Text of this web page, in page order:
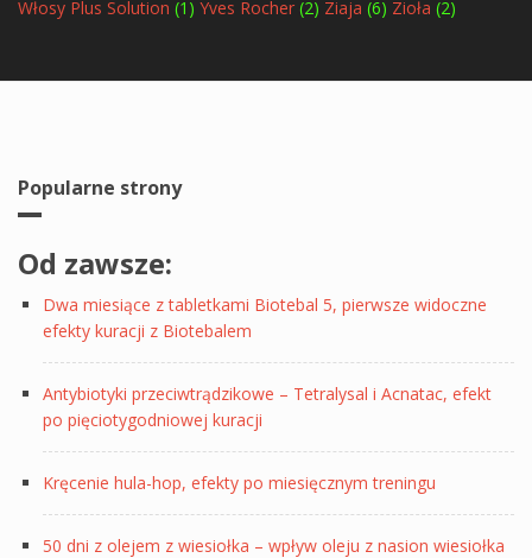
Włosy Plus Solution (1) Yves Rocher (2) Ziaja (6) Zioła (2)
Popularne strony
Od zawsze:
Dwa miesiące z tabletkami Biotebal 5, pierwsze widoczne
efekty kuracji z Biotebalem
Antybiotyki przeciwtrądzikowe – Tetralysal i Acnatac, efekt
po pięciotygodniowej kuracji
Kręcenie hula-hop, efekty po miesięcznym treningu
50 dni z olejem z wiesiołka – wpływ oleju z nasion wiesiołka